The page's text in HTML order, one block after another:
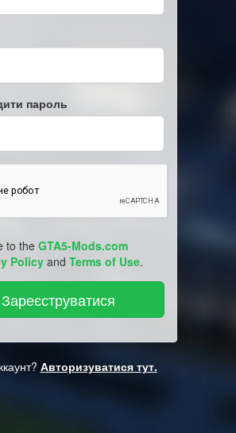
пароль
to theGTA5-Mods.com
Policy and Terms of Use.
Авторизуватися тут.